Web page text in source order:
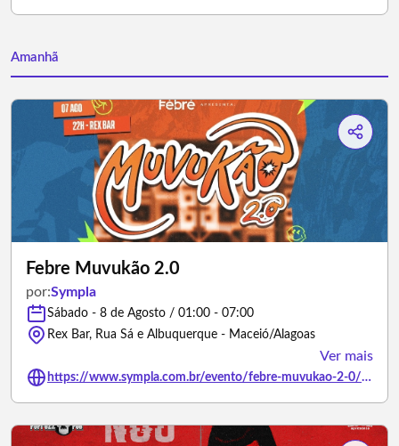
Amanhã
Febre Muvukão 2.0
por:Sympla
Sábado - 8 de Agosto / 01:00 - 07:00
Rex Bar, Rua Sá e Albuquerque - Maceió/Alagoas
Ver mais
https://www.sympla.com.br/evento/febre-muvukao-2-0/3496411